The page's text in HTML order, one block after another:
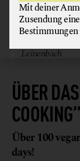
© DK Verlag/
Leinenbach
ÜBER
COOKING”
Über 100
days!
Mit deiner
Zusendung